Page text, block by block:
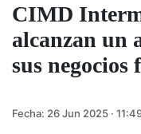
CIMD
alcanzan un
sus negocios
Fecha: 26 Jun 2025 ·